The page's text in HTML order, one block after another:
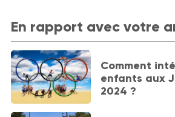
En rapport avec votre
Comment
enfants aux
2024 ?